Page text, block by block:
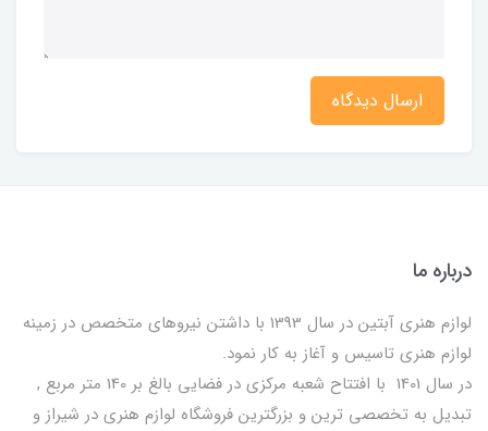
ارسال دیدگاه
درباره ما
لوازم هنری آبتین در سال 1393 با داشتن نیروهای متخصص در زمینه
لوازم هنری تاسیس و آغاز به کار نمود.
در سال 1401 با افتتاح شعبه مرکزی در فضایی بالغ بر 140 متر مربع ,
تبدیل به تخصصی ترین و بزرگترین فروشگاه لوازم هنری در شیراز و